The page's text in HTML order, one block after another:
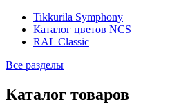
Tikkurila Symphony
Каталог цветов NCS
RAL Classic
Все разделы
Каталог товаров